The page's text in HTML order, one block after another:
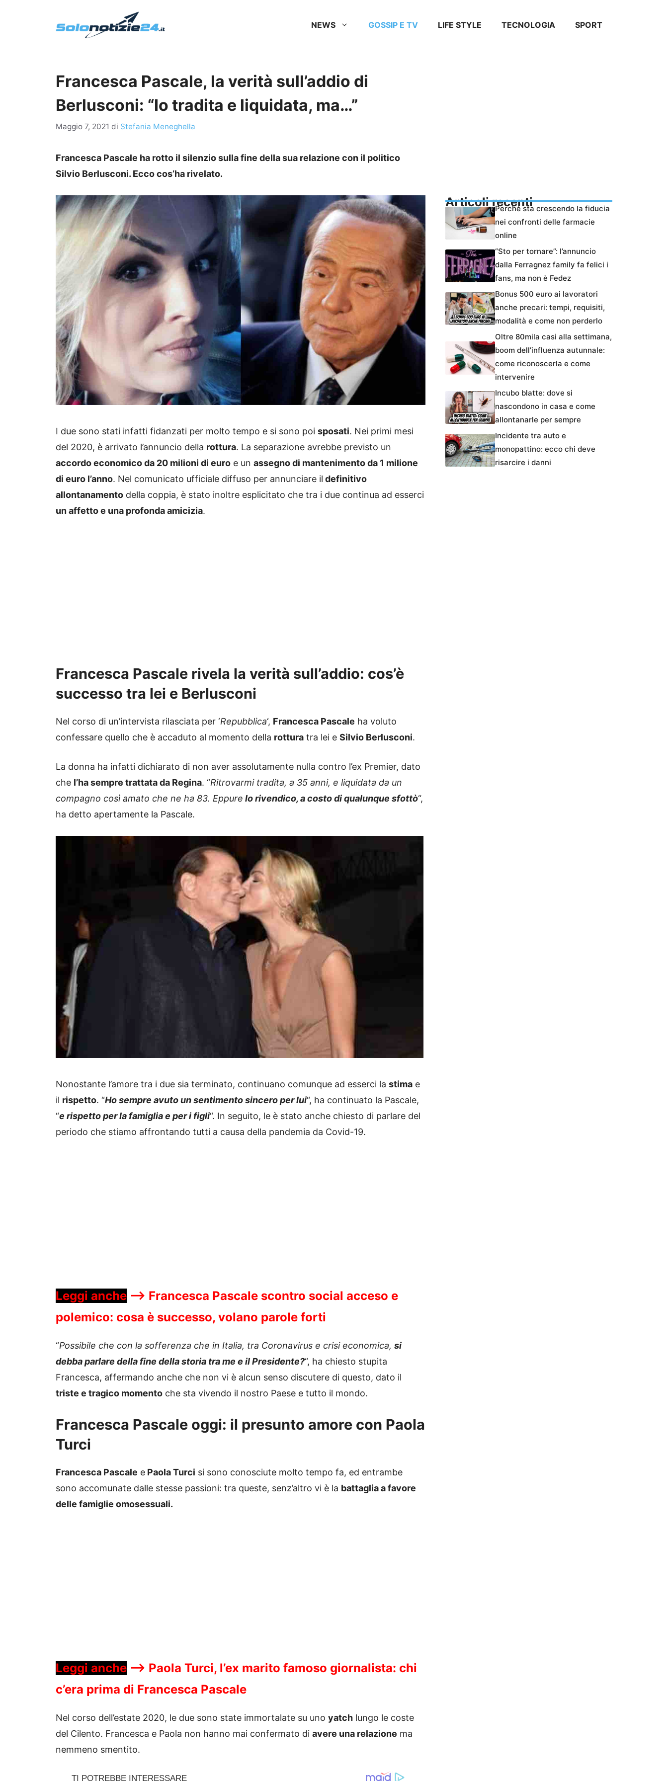
NEWS GOSSIP E TV LIFE STYLE TECNOLOGIA SPORT
Francesca Pascale, la verità sull’addio di
Berlusconi: “Io tradita e liquidata, ma…”
Maggio 7, 2021 di Stefania Meneghella
Francesca Pascale ha rotto il silenzio sulla fine della sua relazione con il politico
Silvio Berlusconi. Ecco cos’ha rivelato.
I due sono stati infatti fidanzati per molto tempo e si sono poi sposati. Nei primi mesi
del 2020, è arrivato l’annuncio della rottura. La separazione avrebbe previsto un
accordo economico da 20 milioni di euro e un assegno di mantenimento da 1 milione
di euro l’anno. Nel comunicato ufficiale diffuso per annunciare il definitivo
allontanamento della coppia, è stato inoltre esplicitato che tra i due continua ad esserci
un affetto e una profonda amicizia.
Francesca Pascale rivela la verità sull’addio: cos’è
successo tra lei e Berlusconi
Nel corso di un’intervista rilasciata per ‘Repubblica‘, Francesca Pascale ha voluto
confessare quello che è accaduto al momento della rottura tra lei e Silvio Berlusconi.
La donna ha infatti dichiarato di non aver assolutamente nulla contro l’ex Premier, dato
che l’ha sempre trattata da Regina. “Ritrovarmi tradita, a 35 anni, e liquidata da un
compagno così amato che ne ha 83. Eppure lo rivendico, a costo di qualunque sfottò“,
ha detto apertamente la Pascale.
Nonostante l’amore tra i due sia terminato, continuano comunque ad esserci la stima e
il rispetto. “Ho sempre avuto un sentimento sincero per lui“, ha continuato la Pascale,
“e rispetto per la famiglia e per i figli“. In seguito, le è stato anche chiesto di parlare del
periodo che stiamo affrontando tutti a causa della pandemia da Covid-19.
Leggi anche —-> Francesca Pascale scontro social acceso e
polemico: cosa è successo, volano parole forti
“Possibile che con la sofferenza che in Italia, tra Coronavirus e crisi economica, si
debba parlare della fine della storia tra me e il Presidente?“, ha chiesto stupita
Francesca, affermando anche che non vi è alcun senso discutere di questo, dato il
triste e tragico momento che sta vivendo il nostro Paese e tutto il mondo.
Francesca Pascale oggi: il presunto amore con Paola
Turci
Francesca Pascale e Paola Turci si sono conosciute molto tempo fa, ed entrambe
sono accomunate dalle stesse passioni: tra queste, senz’altro vi è la battaglia a favore
delle famiglie omosessuali.
Leggi anche —-> Paola Turci, l’ex marito famoso giornalista: chi
c’era prima di Francesca Pascale
Nel corso dell’estate 2020, le due sono state immortalate su uno yatch lungo le coste
del Cilento. Francesca e Paola non hanno mai confermato di avere una relazione ma
nemmeno smentito.
Articoli recentiPerché sta crescendo la fiducia
nei confronti delle farmacie
online
“Sto per tornare”: l’annuncio
dalla Ferragnez family fa felici i
fans, ma non è Fedez
Bonus 500 euro ai lavoratori
anche precari: tempi, requisiti,
modalità e come non perderlo
Oltre 80mila casi alla settimana,
boom dell’influenza autunnale:
come riconoscerla e come
intervenire
Incubo blatte: dove si
nascondono in casa e come
allontanarle per sempre
Incidente tra auto e
monopattino: ecco chi deve
risarcire i danni